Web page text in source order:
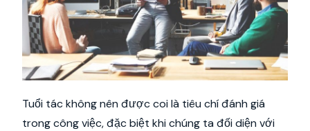
Tuổi tác không nên được coi là tiêu chí đánh giá
trong công việc, đặc biệt khi chúng ta đối diện với